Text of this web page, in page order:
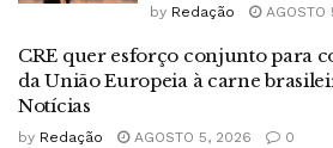
by Redação AGOSTO
CRE quer esforço conjunto para
da União Europeia à carne
Notícias
by Redação AGOSTO 5, 2026 0